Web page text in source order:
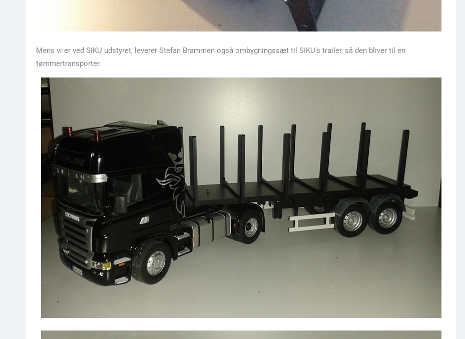
Mens vi er ved SIKU udstyret, leverer Stefan Brammen også ombygningssæt til SIKU’s trailer, så den bliver til en
tømmertransporter.